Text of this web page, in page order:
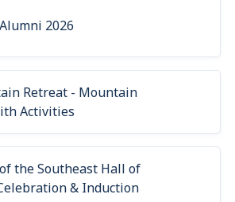
2026
Retreat - Mountain
Activities
the Southeast Hall of
& Induction